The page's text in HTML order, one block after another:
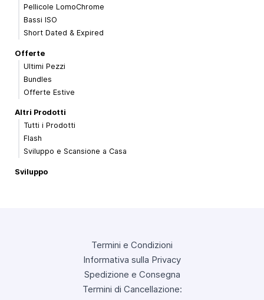
Pellicole LomoChrome
Bassi ISO
Short Dated & Expired
Offerte
Ultimi Pezzi
Bundles
Offerte Estive
Altri Prodotti
Tutti i Prodotti
Flash
Sviluppo e Scansione a Casa
Sviluppo
Termini e Condizioni
Informativa sulla Privacy
Spedizione e Consegna
Termini di Cancellazione: